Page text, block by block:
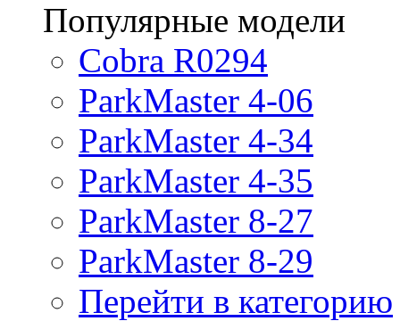
Популярные модели
Cobra R0294
ParkMaster 4-06
ParkMaster 4-34
ParkMaster 4-35
ParkMaster 8-27
ParkMaster 8-29
Перейти в категорию